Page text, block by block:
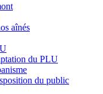
aînés
du PLU
du public